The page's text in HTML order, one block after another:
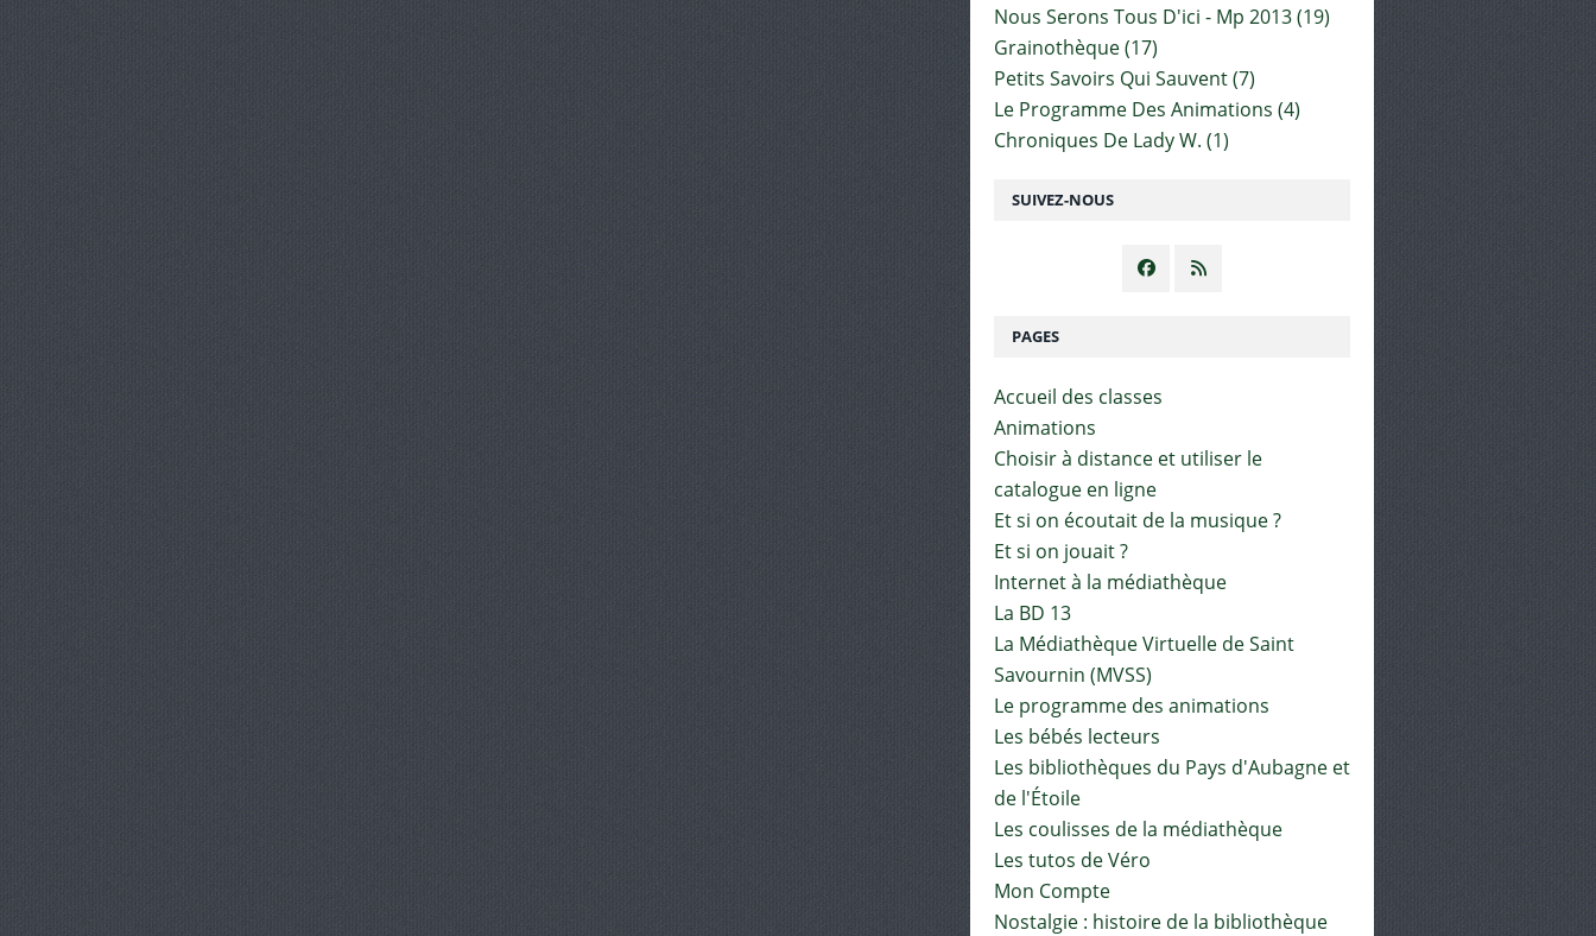
SUIVEZ-NOUS
PAGES
Accueil des classes
Animations
Choisir à distance et utiliser le
catalogue en ligne
Et si on écoutait de la musique ?
Et si on jouait ?
Internet à la médiathèque
La BD 13
La Médiathèque Virtuelle de Saint
Savournin (MVSS)
Le programme des animations
Les bébés lecteurs
Les bibliothèques du Pays d'Aubagne et
de l'Étoile
Les coulisses de la médiathèque
Les tutos de Véro
Mon Compte
Nostalgie : histoire de la bibliothèque
Nous Serons Tous D'ici - Mp 2013(19)
Grainothèque(17)
Petits Savoirs Qui Sauvent(7)
Le Programme Des Animations (4)
Chroniques De Lady W. (1)